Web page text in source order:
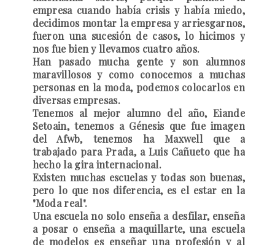
empresa cuando había crisis y había miedo,
decidimos montar la empresa y arriesgarnos,
fueron una sucesión de casos, lo hicimos y
nos fue bien y llevamos cuatro años.
Han pasado mucha gente y son alumnos
maravillosos y como conocemos a muchas
personas en la moda, podemos colocarlos en
diversas empresas.
Tenemos al mejor alumno del año, Eiande
Setoain, tenemos a Génesis que fue imagen
del Afwb, tenemos ha Maxwell que a
trabajado para Prada, a Luis Cañueto que ha
hecho la gira internacional.
Existen muchas escuelas y todas son buenas,
pero lo que nos diferencia, es el estar en la
"Moda real".
Una escuela no solo enseña a desfilar, enseña
a posar o enseña a maquillarte, una escuela
de modelos es enseñar una profesión y al